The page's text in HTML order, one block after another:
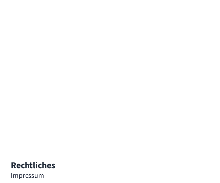
Rechtliches
Impressum